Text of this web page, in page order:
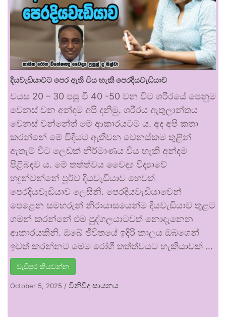
දියවැඩියාවට පෙර ඇති විය හැකි පෙරදියවැඩියාව
වයස 20 – 30 පසු වී 40 -50 වන විට ශරීරයේ පෙනුම
වෙනස් වන අන්දම අපි දනිමු. ශරීරය ඇතුලාන්තය
වෙනස් වන්නේත් මේ ආකාරයටම ය. අද අපි කතා
කරන්නේ මේ විදියට ඇතිවන වෙනස්කම තුළින්
ඇතැම් විට ලෙඩක් නිර්මාණය විය හැකි අන්දම
පිළිබඳව ය. මේ තත්ත්වය වෛද්‍ය විද්‍යාවේ
හඳුන්වන්නේ පූර්ව දියවැඩියාව හෙවත්
පෙරදියවැඩියාව ලෙසිනි. පෙරදියවැඩියාවෙන්
පෙළෙන සමහරුන් නිරායාසයෙන්ම දියවැඩියාව තුළට
ගමන් කරන්නේ එම පුද්ගලයාටවත් නොදැනෙන
ආකාරයකිනි. ඔබේ ජීවිතයේ ඉදිරි කාලය ඔබගෙන්
ඉවත් කරන්නට මෙම රෝගී තත්ත්වයට හැකියාවක් …
වැඩිපුර කියවන්න
October 5, 2025 / විනිවිද සායනය